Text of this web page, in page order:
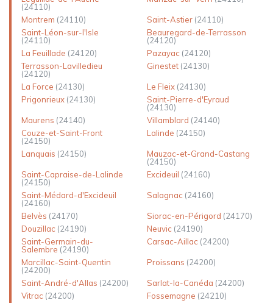
(24110)
Montrem (24110) Saint-Astier (24110)
Saint-Léon-sur-l'Isle
(24110)
Beauregard-de-Terrasson
(24120)
La Feuillade (24120) Pazayac (24120)
Terrasson-Lavilledieu
(24120)
Ginestet (24130)
La Force (24130) Le Fleix (24130)
Prigonrieux (24130)
Saint-Pierre-d'Eyraud
(24130)
Maurens (24140) Villamblard (24140)
Couze-et-Saint-Front
(24150)
Lalinde (24150)
Lanquais (24150)
Mauzac-et-Grand-Castang
(24150)
Saint-Capraise-de-Lalinde
(24150)
Excideuil (24160)
Saint-Médard-d'Excideuil
(24160)
Salagnac (24160)
Belvès (24170) Siorac-en-Périgord (24170)
Douzillac (24190) Neuvic (24190)
Saint-Germain-du-
Salembre (24190)
Carsac-Aillac (24200)
Marcillac-Saint-Quentin
(24200)
Proissans (24200)
Saint-André-d'Allas (24200) Sarlat-la-Canéda (24200)
Vitrac (24200) Fossemagne (24210)